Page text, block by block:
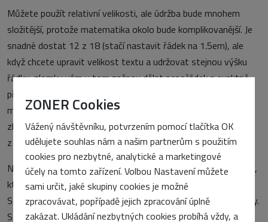
ZONER Cookies
Vážený návštěvníku, potvrzením pomocí tlačítka OK
udělujete souhlas nám a našim partnerům s použitím
cookies pro nezbytné, analytické a marketingové
účely na tomto zařízení. Volbou Nastavení můžete
sami určit, jaké skupiny cookies je možné
zpracovávat, popřípadě jejich zpracování úplně
zakázat. Ukládání nezbytných cookies probíhá vždy, a
Můžete použít relativní velikosti, ale údržba bude mnohem
složitější, protože matematika okolo bude komplikovanější. Je
snadné dostat 12 z 18 (stačí nastavit řádek na 1.5em), ale
když chcete upravit velikost textu a udržovat stejnou výšku
řádku, zlomky vám v tom začnou dělat nepořádek a exaktně
předvídat, jak je prohlížeč zaokrouhlí, je dost těžké. Je to ale
možné, a jestliže to s relativními velikostmi písma chcete
zkusit, doporučuji vám vynikající článek Richarda Ruttera
z 24 waysCompose to a Vertical Rhythm.
Nakonec je to něco za něco. Většina prohlížečů zvětšuje řádky,
které jsou definované v pixelech, proporcionálně s textem.
Samozřejmě, marginy se nezvětšují, ale to nedělají ani obrázky.
Stojí za to, dělat systém komplikovanější jen proto, aby se